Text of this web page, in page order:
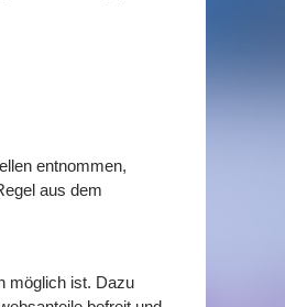
entnommen,
aus dem
möglich ist. Dazu